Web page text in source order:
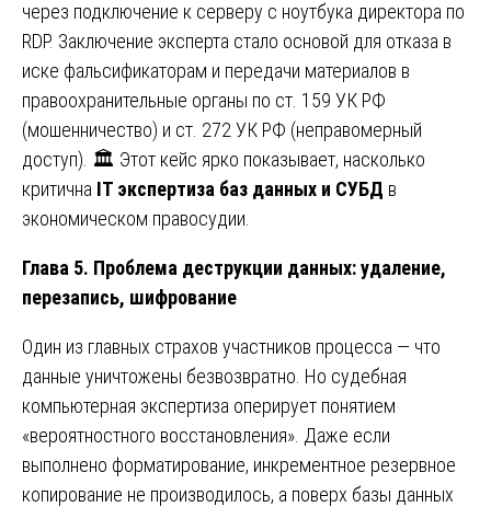
через подключение к серверу с ноутбука директора по
RDP. Заключение эксперта стало основой для отказа в
иске фальсификаторам и передачи материалов в
правоохранительные органы по ст. 159 УК РФ
(мошенничество) и ст. 272 УК РФ (неправомерный
доступ). 🏛️ Этот кейс ярко показывает, насколько
критична IT экспертиза баз данных и СУБД в
экономическом правосудии.
Глава 5. Проблема деструкции данных: удаление,
перезапись, шифрование
Один из главных страхов участников процесса — что
данные уничтожены безвозвратно. Но судебная
компьютерная экспертиза оперирует понятием
«вероятностного восстановления». Даже если
выполнено форматирование, инкрементное резервное
копирование не производилось, а поверх базы данных